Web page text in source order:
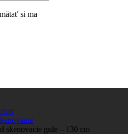
si ma
skenovacie gule – 130 cm